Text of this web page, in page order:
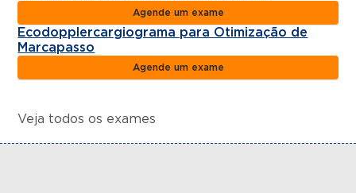
Agende um exame
Ecodopplercargiograma para Otimização de
Marcapasso
Agende um exame
Veja todos os exames